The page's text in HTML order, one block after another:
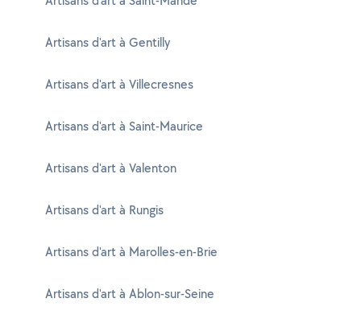
Artisans d'art à Gentilly
Artisans d'art à Villecresnes
Artisans d'art à Saint-Maurice
Artisans d'art à Valenton
Artisans d'art à Rungis
Artisans d'art à Marolles-en-Brie
Artisans d'art à Ablon-sur-Seine